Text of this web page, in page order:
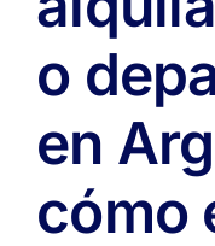
o
en
cómo